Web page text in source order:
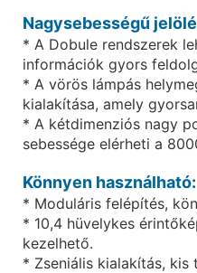
Nagysebességű
* A Dobule rendszerek
információk gyors
* A vörös lámpás
kialakítása, amely
* A kétdimenziós nagy
sebessége elérheti a
Könnyen használható:
* Moduláris felépítés,
* 10,4 hüvelykes
kezelhető.
* Zseniális kialakítás, kis